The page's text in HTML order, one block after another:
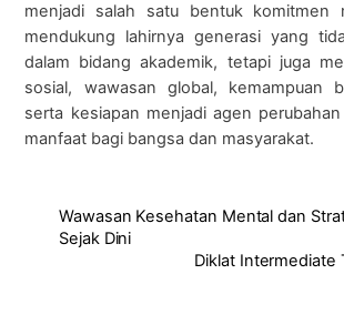
menjadi salah satu bentuk komitmen
mendukung lahirnya generasi yang
dalam bidang akademik, tetapi juga
sosial, wawasan global, kemampuan
serta kesiapan menjadi agen
manfaat bagi bangsa dan masyarakat.
Wawasan Kesehatan Mental dan
Sejak Dini
Diklat Intermediate